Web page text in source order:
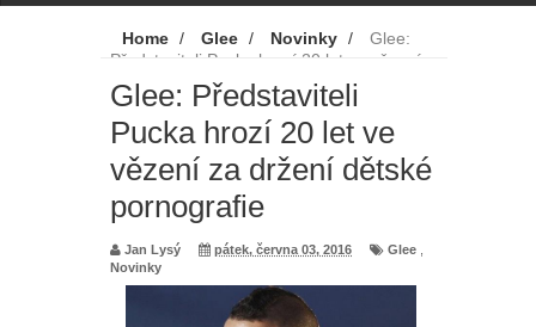
Home / Glee / Novinky /
Glee:
Představiteli Pucka hrozí 20 let ve vězení za
držení dětské pornografie
Glee: Představiteli
Pucka hrozí 20 let ve
vězení za držení dětské
pornografie
Jan Lysý pátek, června 03, 2016 Glee
Novinky